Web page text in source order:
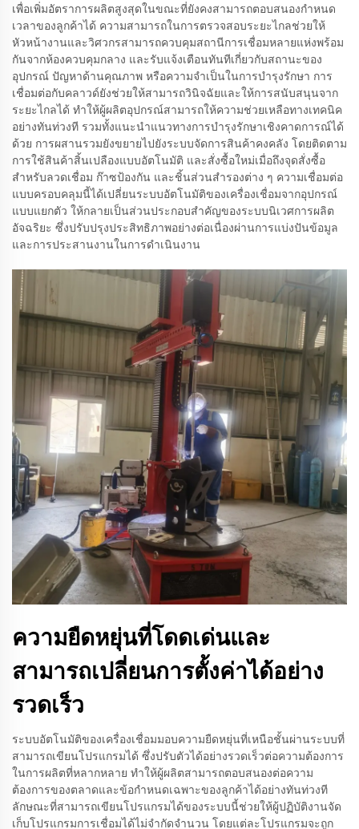
เพื่อเพิ่มอัตราการผลิตสูงสุดในขณะที่ยังคงสามารถตอบสนองกำหนด
เวลาของลูกค้าได้ ความสามารถในการตรวจสอบระยะไกลช่วยให้
หัวหน้างานและวิศวกรสามารถควบคุมสถานีการเชื่อมหลายแห่งพร้อม
กันจากห้องควบคุมกลาง และรับแจ้งเตือนทันทีเกี่ยวกับสถานะของ
อุปกรณ์ ปัญหาด้านคุณภาพ หรือความจำเป็นในการบำรุงรักษา การ
เชื่อมต่อกับคลาวด์ยังช่วยให้สามารถวินิจฉัยและให้การสนับสนุนจาก
ระยะไกลได้ ทำให้ผู้ผลิตอุปกรณ์สามารถให้ความช่วยเหลือทางเทคนิค
อย่างทันท่วงที รวมทั้งแนะนำแนวทางการบำรุงรักษาเชิงคาดการณ์ได้
ด้วย การผสานรวมยังขยายไปยังระบบจัดการสินค้าคงคลัง โดยติดตาม
การใช้สินค้าสิ้นเปลืองแบบอัตโนมัติ และสั่งซื้อใหม่เมื่อถึงจุดสั่งซื้อ
สำหรับลวดเชื่อม ก๊าซป้องกัน และชิ้นส่วนสำรองต่าง ๆ ความเชื่อมต่อ
แบบครอบคลุมนี้ได้เปลี่ยนระบบอัตโนมัติของเครื่องเชื่อมจากอุปกรณ์
แบบแยกตัว ให้กลายเป็นส่วนประกอบสำคัญของระบบนิเวศการผลิต
อัจฉริยะ ซึ่งปรับปรุงประสิทธิภาพอย่างต่อเนื่องผ่านการแบ่งปันข้อมูล
และการประสานงานในการดำเนินงาน
ความยืดหยุ่นที่โดดเด่นและ
สามารถเปลี่ยนการตั้งค่าได้อย่าง
รวดเร็ว
ระบบอัตโนมัติของเครื่องเชื่อมมอบความยืดหยุ่นที่เหนือชั้นผ่านระบบที่
สามารถเขียนโปรแกรมได้ ซึ่งปรับตัวได้อย่างรวดเร็วต่อความต้องการ
ในการผลิตที่หลากหลาย ทำให้ผู้ผลิตสามารถตอบสนองต่อความ
ต้องการของตลาดและข้อกำหนดเฉพาะของลูกค้าได้อย่างทันท่วงที
ลักษณะที่สามารถเขียนโปรแกรมได้ของระบบนี้ช่วยให้ผู้ปฏิบัติงานจัด
เก็บโปรแกรมการเชื่อมได้ไม่จำกัดจำนวน โดยแต่ละโปรแกรมจะถูก